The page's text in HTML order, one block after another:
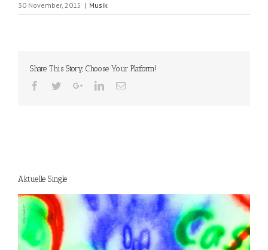
30 November, 2015 | Musik
Share This Story, Choose Your Platform!
Aktuelle Single